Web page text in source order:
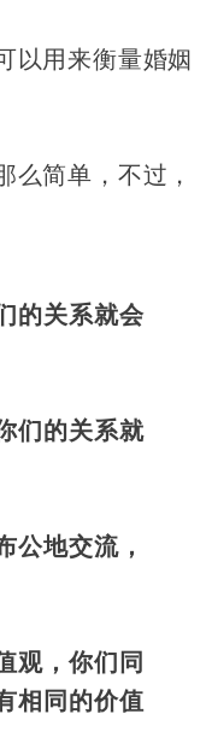
以用来衡量婚姻
么简单，不过，
的关系就会
们的关系就
公地交流，
观，你们同
相同的价值